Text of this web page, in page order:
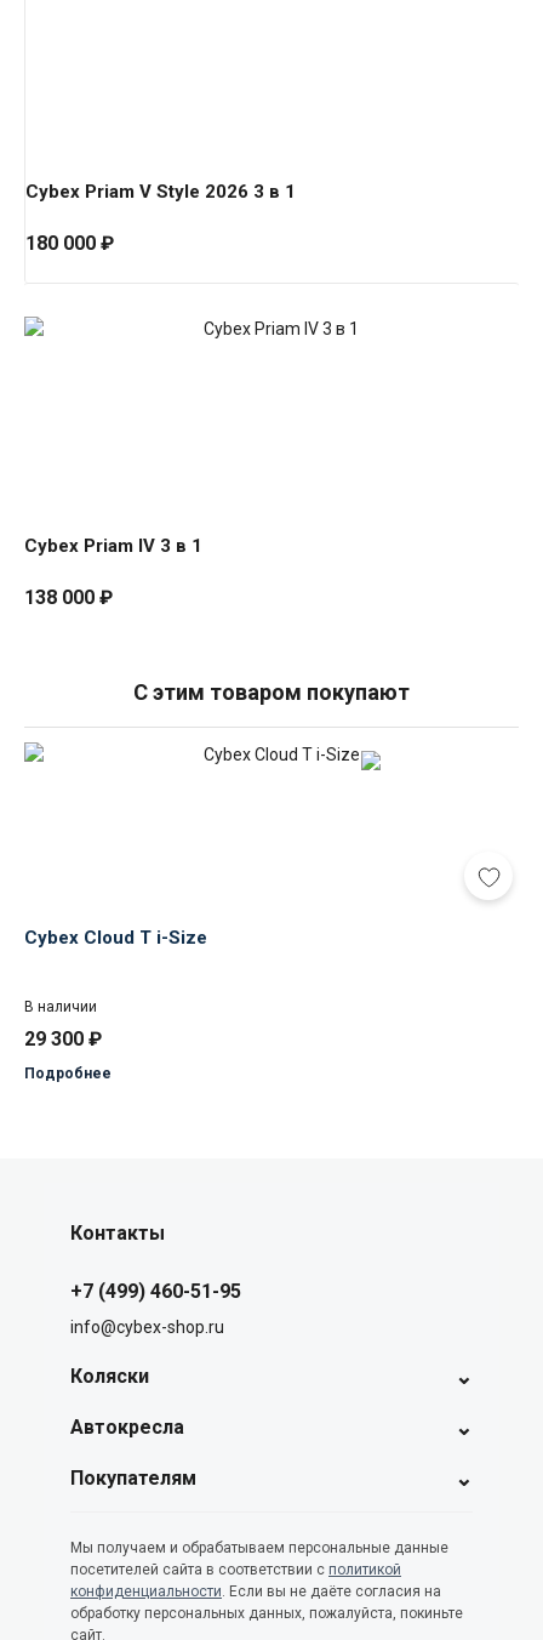
Cybex Priam V Style 2026 3 в 1
180 000 ₽
Priam
IV
Cybex Priam IV 3 в 1
138 000 ₽
С этим товаром покупают
Cybex
Cybex Cloud T i-Size
В наличии
29 300 ₽
Подробнее
Контакты
+7 (499) 460-51-95
info@cybex-shop.ru
Коляски ⌄
Автокресла ⌄
Покупателям ⌄
Мы получаем и обрабатываем персональные данные
посетителей сайта в соответствии с политикой
конфиденциальности . Если вы не даёте согласия на
обработку персональных данных, пожалуйста, покиньте
сайт.